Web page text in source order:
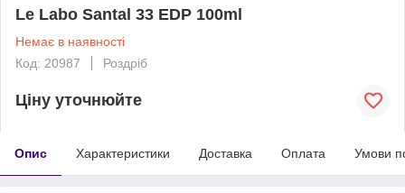
Le Labo Santal 33 EDP 100ml
Немає в наявності
Код: 20987
Роздріб
Ціну уточнюйте
Опис Характеристики Доставка Оплата Умови